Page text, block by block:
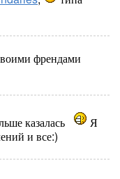
френдами
казалась
Я
и все:)